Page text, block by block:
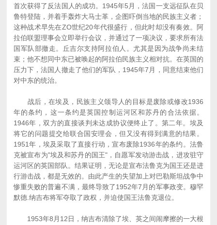
首次获得了反法国人的成功。1945年5月，法国一支远征队在贝
鲁特登陆，并着手轰炸大马士革，企图吓倒当地的民族主义者；
这种战术早先在ZO世纪20年代很盛行，但此时却没有奏效。阿
拉伯联盟理事会立即举行会议，并通过了一项决议，要求所有法
国军队部撤走。丘吉尔支持阿拉伯人。尤其是因为战争尚未结
束；他不想同中东已被唤起的阿拉伯民族主义相对抗。在英国的
压力下，法国人撤走了他们的军队，1945年7月，同意结束他们
对中东的统治。
战后，在埃及，民族主义颌导人的目标是废除或修改1936
年的条约，这一条约是英国控制运河区和苏丹的合法依据。
1946年，双方的直接谈判未达成协议便终止了。第二年。埃及
将它的问题提交给联合国安理会，但又没有得到满意的结果。
1951年，埃及采取了直接行动，宣布废除1936年的条约。法鲁
克被宣布为"埃及和苏丹的国王"，自愿军发动游击战，进攻驻守
运河区的英国部队。结果证明，无论是宣布法鲁克为国王还是进
行游击战，都是无效的。由此产生的失望加上对巴勒斯坦战争中
惨重失败的普遍不满，最终导致了1952年7月的军事政变。穆罕
默德.纳吉布将军夺取了政权，并迫使国王法鲁克退位。
1953年8月12日，纳吉布清除了埃、英之间闹摩擦的一大根